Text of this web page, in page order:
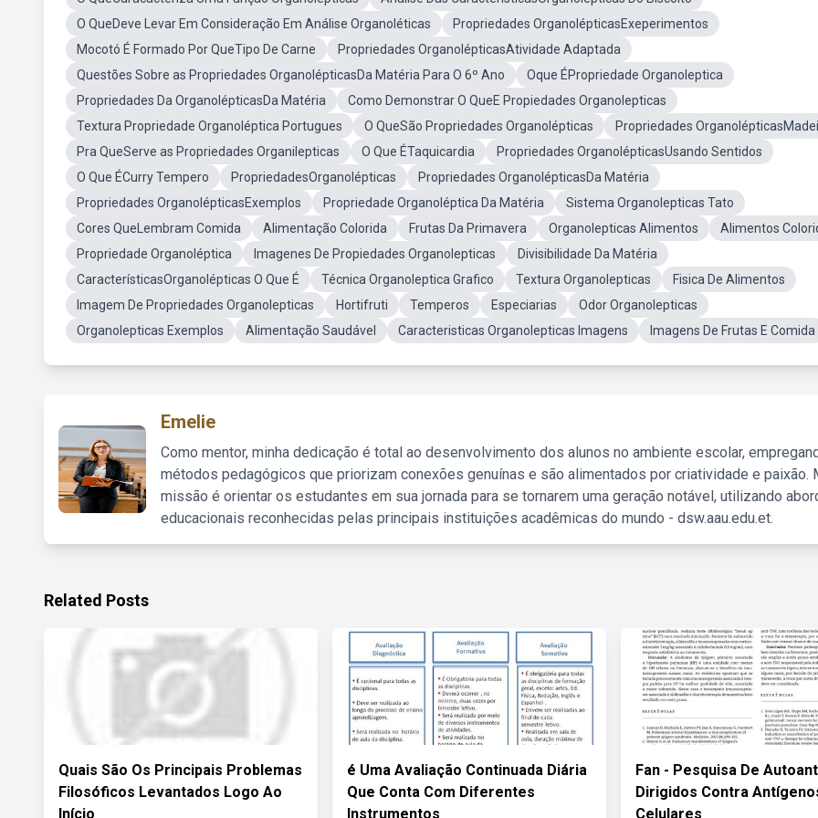
O QueDeve Levar Em Consideração Em Análise Organoléticas
Propriedades OrganolépticasExeperimentos
Mocotó É Formado Por QueTipo De Carne
Propriedades OrganolépticasAtividade Adaptada
Questões Sobre as Propriedades OrganolépticasDa Matéria Para O 6º Ano
Oque ÉPropriedade Organoleptica
Propriedades Da OrganolépticasDa Matéria
Como Demonstrar O QueE Propiedades Organolepticas
Textura Propriedade Organoléptica Portugues
O QueSão Propriedades Organolépticas
Propriedades
Pra QueServe as Propriedades Organilepticas
O Que ÉTaquicardia
Propriedades OrganolépticasUsando Sentidos
O Que ÉCurry Tempero
PropriedadesOrganolépticas
Propriedades OrganolépticasDa Matéria
Propriedades OrganolépticasExemplos
Propriedade Organoléptica Da Matéria
Sistema Organolepticas Tato
Cores QueLembram Comida
Alimentação Colorida Frutas Da Primavera Organolepticas Alimentos
Alimentos
Propriedade Organoléptica
Imagenes De Propiedades Organolepticas
Divisibilidade Da Matéria
CaracterísticasOrganolépticas O Que É
Técnica Organoleptica Grafico Textura Organolepticas
Fisica De Alimentos
Imagem De Propriedades Organolepticas
Hortifruti Temperos Especiarias
Odor Organolepticas
Organolepticas Exemplos
Alimentação Saudável Caracteristicas Organolepticas Imagens Imagens De Frutas E Comida
Emelie
Como mentor, minha dedicação é total ao desenvolvimento dos alunos no ambiente escolar,
métodos pedagógicos que priorizam conexões genuínas e são alimentados por criatividade e paixão.
missão é orientar os estudantes em sua jornada para se tornarem uma geração notável, utilizando
educacionais reconhecidas pelas principais instituições acadêmicas do mundo - dsw.aau.edu.et.
Related Posts
Quais São Os Principais Problemas
Filosóficos Levantados Logo Ao
Início
é Uma Avaliação Continuada Diária
Que Conta Com Diferentes
Instrumentos
Fan - Pesquisa De
Dirigidos Contra
Celulares